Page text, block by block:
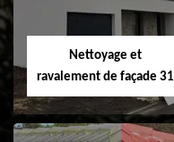
fenêtre de toit et
Velux 31
Nettoyage et
ravalement de façade 31